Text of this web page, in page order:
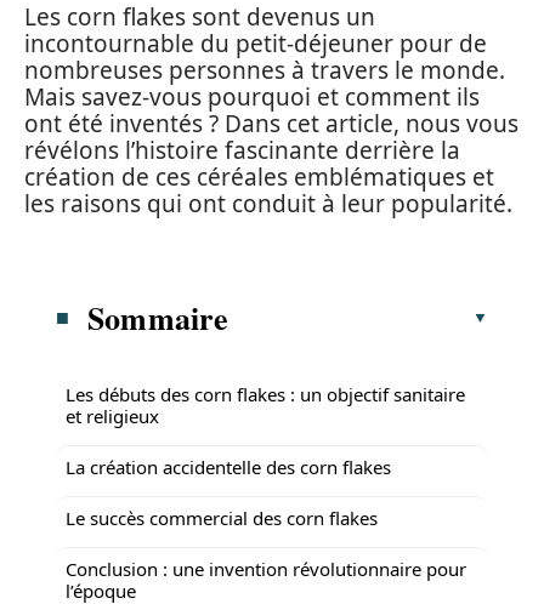
Les corn flakes sont devenus un
incontournable du petit-déjeuner pour de
nombreuses personnes à travers le monde.
Mais savez-vous pourquoi et comment ils
ont été inventés ? Dans cet article, nous vous
révélons l’histoire fascinante derrière la
création de ces céréales emblématiques et
les raisons qui ont conduit à leur popularité.
Sommaire
Les débuts des corn flakes : un objectif sanitaire
et religieux
La création accidentelle des corn flakes
Le succès commercial des corn flakes
Conclusion : une invention révolutionnaire pour
l’époque